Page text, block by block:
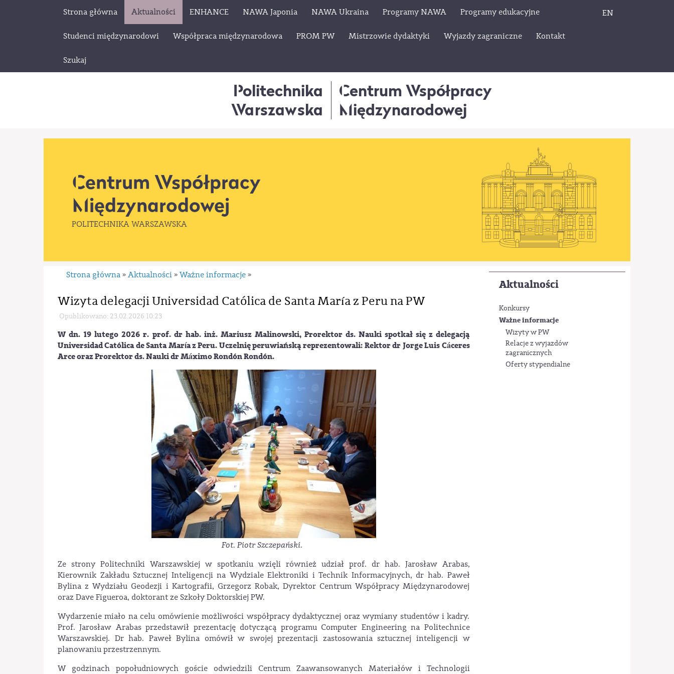
Strona główna Aktualności ENHANCE NAWA Japonia NAWA Ukraina Programy NAWA Programy edukacyjne
Studenci międzynarodowi Współpraca międzynarodowa PROM PW Mistrzowie dydaktyki Wyjazdy zagraniczne Kontakt
Szukaj
EN
Politechnika
Warszawska
Centrum Współpracy
Międzynarodowej
Aktualności
Konkursy
Ważne informacje
Wizyty w PW
Relacje z wyjazdów
zagranicznych
Oferty stypendialne
Strona główna » Aktualności » Ważne informacje »
Wizyta delegacji Universidad Católica de Santa María z Peru na PW
Opublikowano: 23.02.2026 10:23
W dn. 19 lutego 2026 r. prof. dr hab. inż. Mariusz Malinowski, Prorektor ds. Nauki spotkał się z delegacją
Universidad Católica de Santa María z Peru. Uczelnię peruwiańską reprezentowali: Rektor dr Jorge Luis Cáceres
Arce oraz Prorektor ds. Nauki dr Máximo Rondón Rondón.
Fot. Piotr Szczepański.
Ze strony Politechniki Warszawskiej w spotkaniu wzięli również udział prof. dr hab. Jarosław Arabas,
Kierownik Zakładu Sztucznej Inteligencji na Wydziale Elektroniki i Technik Informacyjnych, dr hab. Paweł
Bylina z Wydziału Geodezji i Kartografii, Grzegorz Robak, Dyrektor Centrum Współpracy Międzynarodowej
oraz Dave Figueroa, doktorant ze Szkoły Doktorskiej PW.
Wydarzenie miało na celu omówienie możliwości współpracy dydaktycznej oraz wymiany studentów i kadry.
Prof. Jarosław Arabas przedstawił prezentację dotyczącą programu Computer Engineering na Politechnice
Warszawskiej. Dr hab. Paweł Bylina omówił w swojej prezentacji zastosowania sztucznej inteligencji w
planowaniu przestrzennym.
W godzinach popołudniowych goście odwiedzili Centrum Zaawansowanych Materiałów i Technologii